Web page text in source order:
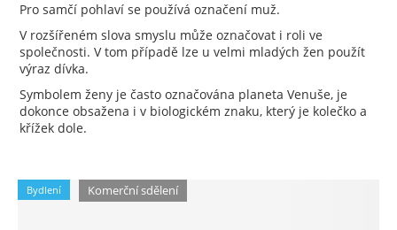
Pro samčí pohlaví se používá označení muž.
V rozšířeném slova smyslu může označovat i roli ve
společnosti. V tom případě lze u velmi mladých žen použít
výraz dívka.
Symbolem ženy je často označována planeta Venuše, je
dokonce obsažena i v biologickém znaku, který je kolečko a
křížek dole.
Bydlení Komerční sdělení